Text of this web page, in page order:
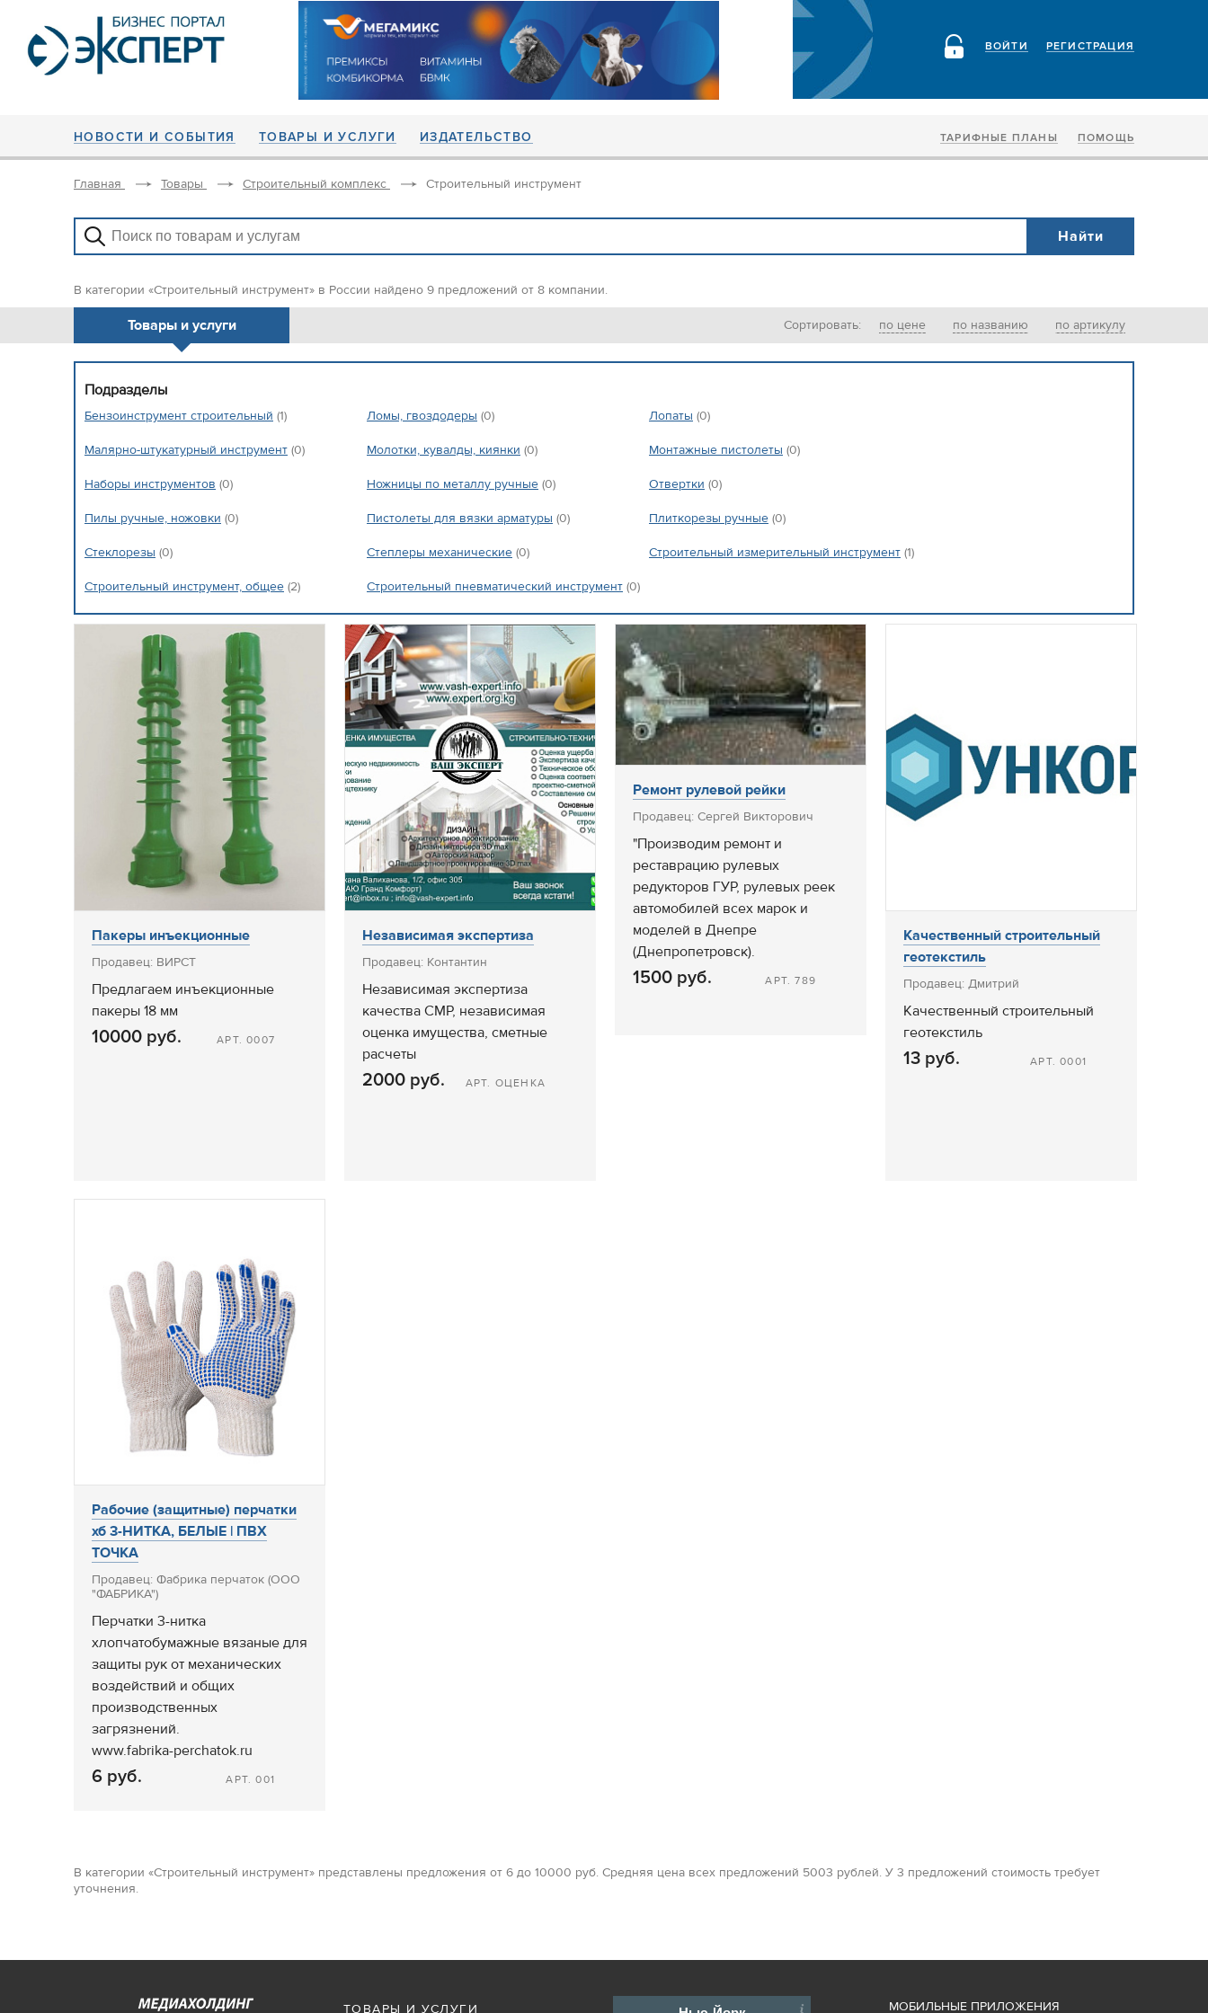
РЕГИСТРАЦИЯ
ВОЙТИ
НОВОСТИ И СОБЫТИЯ ТОВАРЫ И УСЛУГИ ИЗДАТЕЛЬСТВО ТАРИФНЫЕ ПЛАНЫ ПОМОЩЬ
Главная Товары Строительный комплекс Строительный инструмент
В категории «Строительный инструмент» в России найдено 9 предложений от 8 компании.
Товары и услуги Сортировать: по цене по названию по артикулу
Подразделы
Бензоинструмент строительный (1) Ломы, гвоздодеры (0) Лопаты (0)
Малярно-штукатурный инструмент (0) Молотки, кувалды, киянки (0) Монтажные пистолеты (0)
Наборы инструментов (0) Ножницы по металлу ручные (0) Отвертки (0)
Пилы ручные, ножовки (0) Пистолеты для вязки арматуры (0) Плиткорезы ручные (0)
Стеклорезы (0) Степлеры механические (0) Строительный измерительный инструмент (1)
Строительный инструмент, общее (2) Строительный пневматический инструмент (0)
Пакеры инъекционные
Продавец: ВИРСТ
Предлагаем инъекционные
пакеры 18 мм
10000 руб. АРТ. 0007
Независимая экспертиза
Продавец: Контантин
Независимая экспертиза
качества СМР, независимая
оценка имущества, сметные
расчеты
2000 руб. АРТ. ОЦЕНКА
Ремонт рулевой рейки
Продавец: Сергей Викторович
"Производим ремонт и
реставрацию рулевых
редукторов ГУР, рулевых реек
автомобилей всех марок и
моделей в Днепре
(Днепропетровск).
1500 руб. АРТ. 789
Качественный строительный
геотекстиль
Продавец: Дмитрий
Качественный строительный
геотекстиль
13 руб. АРТ. 0001
Рабочие (защитные) перчатки
хб 3-НИТКА, БЕЛЫЕ | ПВХ
ТОЧКА
Продавец: Фабрика перчаток (ООО
"ФАБРИКА")
Перчатки 3-нитка
хлопчатобумажные вязаные для
защиты рук от механических
воздействий и общих
производственных
загрязнений.
www.fabrika-perchatok.ru
6 руб. АРТ. 001
В категории «Строительный инструмент» представлены предложения от 6 до 10000 руб. Средняя цена всех предложений 5003 рублей. У 3 предложений стоимость требует
уточнения.
МОБИЛЬНЫЕ ПРИЛОЖЕНИЯ